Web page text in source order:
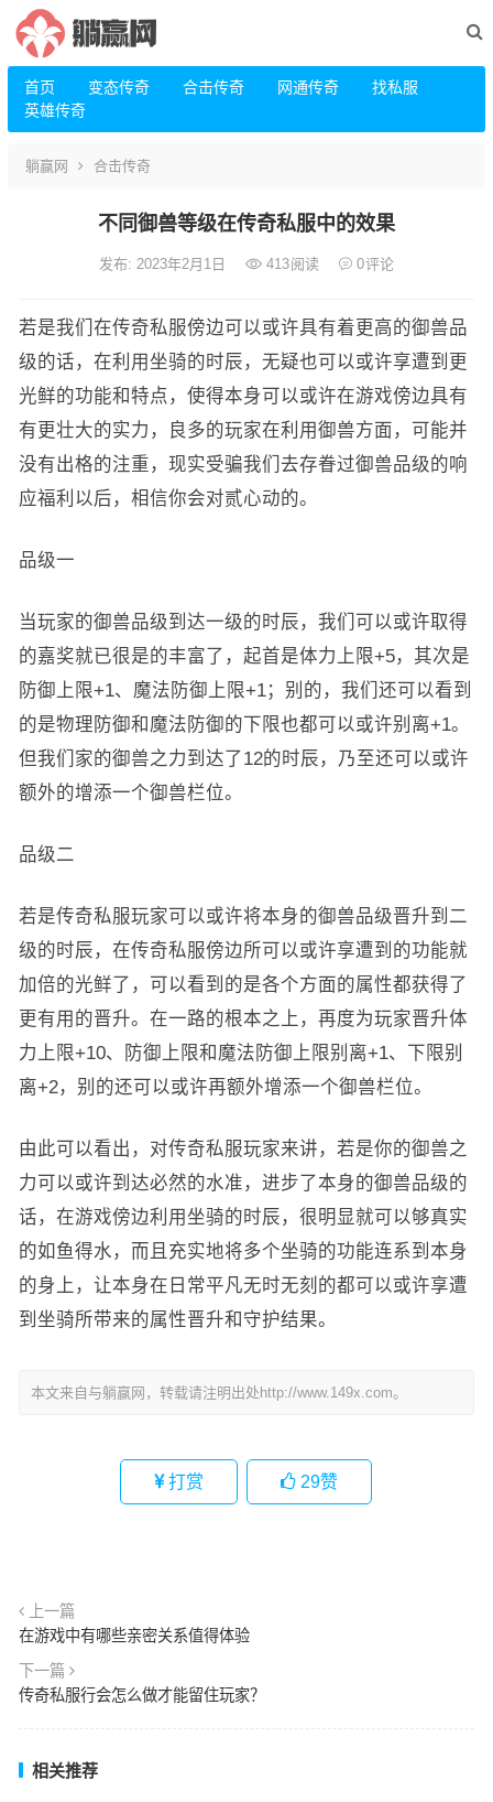
首页 变态传奇 合击传奇 网通传奇
找私服
英雄传奇
躺赢网 合击传奇
不同御兽等级在传奇私服中的效果
发布: 2023年2月1日 413阅读 0评论
若是我们在传奇私服傍边可以或许具有着更高的御兽品
级的话，在利用坐骑的时辰，无疑也可以或许享遭到更
光鲜的功能和特点，使得本身可以或许在游戏傍边具有
有更壮大的实力，良多的玩家在利用御兽方面，可能并
没有出格的注重，现实受骗我们去存眷过御兽品级的响
应福利以后，相信你会对贰心动的。
品级一
当玩家的御兽品级到达一级的时辰，我们可以或许取得
的嘉奖就已很是的丰富了，起首是体力上限+5，其次是
防御上限+1、魔法防御上限+1；别的，我们还可以看到
的是物理防御和魔法防御的下限也都可以或许别离+1。
但我们家的御兽之力到达了12的时辰，乃至还可以或许
额外的增添一个御兽栏位。
品级二
若是传奇私服玩家可以或许将本身的御兽品级晋升到二
级的时辰，在传奇私服傍边所可以或许享遭到的功能就
加倍的光鲜了，可以看到的是各个方面的属性都获得了
更有用的晋升。在一路的根本之上，再度为玩家晋升体
力上限+10、防御上限和魔法防御上限别离+1、下限别
离+2，别的还可以或许再额外增添一个御兽栏位。
由此可以看出，对传奇私服玩家来讲，若是你的御兽之
力可以或许到达必然的水准，进步了本身的御兽品级的
话，在游戏傍边利用坐骑的时辰，很明显就可以够真实
的如鱼得水，而且充实地将多个坐骑的功能连系到本身
的身上，让本身在日常平凡无时无刻的都可以或许享遭
到坐骑所带来的属性晋升和守护结果。
本文来自与躺赢网，转载请注明出处http://www.149x.com。
打赏 29赞
上一篇
在游戏中有哪些亲密关系值得体验
下一篇
传奇私服行会怎么做才能留住玩家？
相关推荐